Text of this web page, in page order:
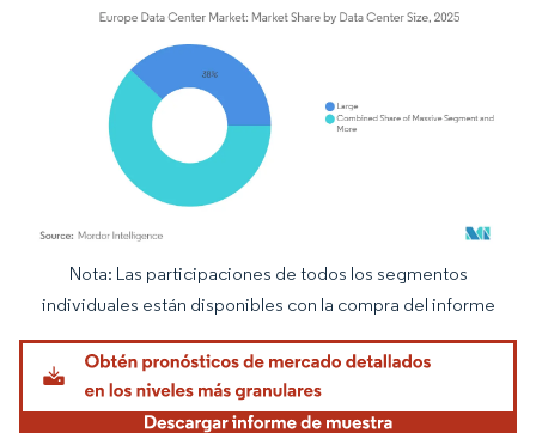
Imagen © Mordor Intelligence. El uso requiere atribución según CC BY 4.0.
Nota: Las participaciones de todos los segmentos
individuales están disponibles con la compra del informe